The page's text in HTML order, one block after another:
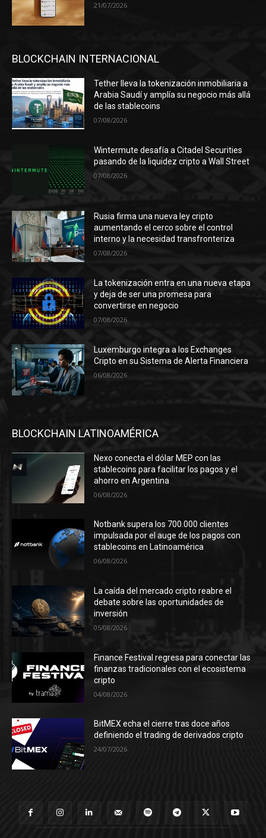
21/07/2026
BLOCKCHAIN INTERNACIONAL
Tether lleva la tokenización inmobiliaria a
Arabia Saudí y amplía su negocio más allá
de las stablecoins
07/08/2026
Wintermute desafía a Citadel Securities
pasando de la liquidez cripto a Wall Street
07/08/2026
Rusia firma una nueva ley cripto
aumentando el cerco sobre el control
interno y la necesidad transfronteriza
07/08/2026
La tokenización entra en una nueva etapa
y deja de ser una promesa para
convertirse en negocio
07/08/2026
Luxemburgo integra a los Exchanges
Cripto en su Sistema de Alerta Financiera
06/08/2026
BLOCKCHAIN LATINOAMÉRICA
Nexo conecta el dólar MEP con las
stablecoins para facilitar los pagos y el
ahorro en Argentina
06/08/2026
Notbank supera los 700.000 clientes
impulsada por el auge de los pagos con
stablecoins en Latinoamérica
06/08/2026
La caída del mercado cripto reabre el
debate sobre las oportunidades de
inversión
05/08/2026
Finance Festival regresa para conectar las
finanzas tradicionales con el ecosistema
cripto
04/08/2026
BitMEX echa el cierre tras doce años
definiendo el trading de derivados cripto
24/07/2026